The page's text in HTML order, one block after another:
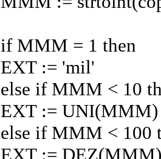
if MMM = 1 then
EXT := 'mil'
else if MMM < 10
EXT :=
else if MMM < 100
EXT :=